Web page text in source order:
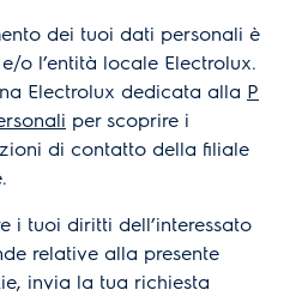
dei tuoi dati personali è
o l’entità locale Electrolux.
Electrolux dedicata alla P
per scoprire i
di contatto della filiale
i tuoi diritti dell’interessato
relative alla presente
invia la tua richiesta